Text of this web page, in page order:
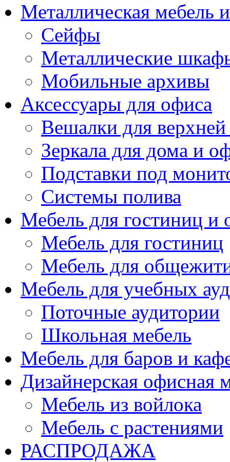
Металлическая мебель
Сейфы
Металлические
Мобильные архивы
Аксессуары для офиса
Вешалки для
Зеркала для дома и
Подставки под
Системы полива
Мебель для гостиниц
Мебель для гостиниц
Мебель для
Мебель для учебных
Поточные аудитории
Школьная мебель
Мебель для баров и
Дизайнерская офисная
Мебель из войлока
Мебель с растениями
РАСПРОДАЖА